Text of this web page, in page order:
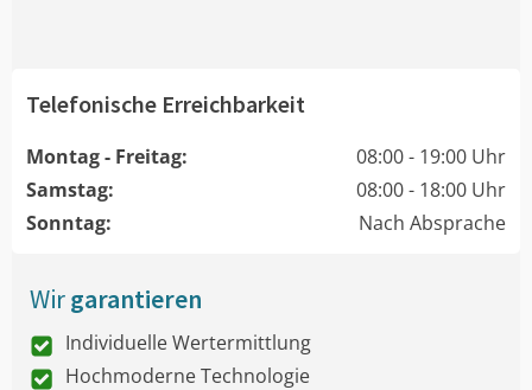
Telefonische Erreichbarkeit
Montag - Freitag:
08:00 - 19:00 Uhr
Samstag:
08:00 - 18:00 Uhr
Sonntag:
Nach Absprache
Wirgarantieren
Individuelle Wertermittlung
Hochmoderne Technologie